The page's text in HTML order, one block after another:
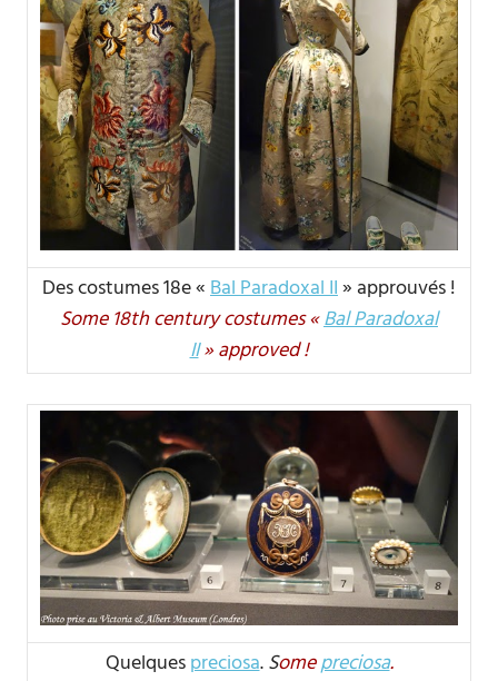
Des costumes 18e «Bal Paradoxal II» approuvés !
Some 18th century costumes «Bal Paradoxal
II» approved !
Quelquespreciosa.Somepreciosa.